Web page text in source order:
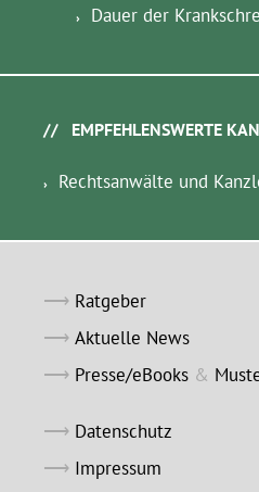
Dauer der
EMPFEHLENSWERTE
Rechtsanwälte und
Ratgeber
Aktuelle News
Presse/eBooks &
Datenschutz
Impressum